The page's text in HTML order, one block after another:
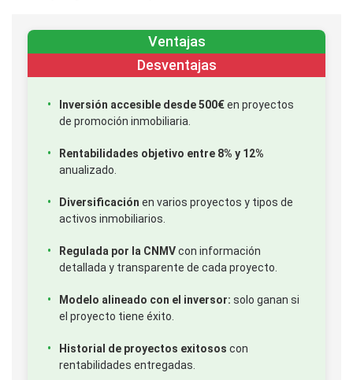
Ventajas
Desventajas
Inversión accesible desde 500€en proyectos
de promoción inmobiliaria.
Rentabilidades objetivo entre 8% y 12%
anualizado.
Diversificación en varios proyectos y tipos de
activos inmobiliarios.
Regulada por la CNMVcon información
detallada y transparente de cada proyecto.
Modelo alineado con el inversor: solo ganan si
el proyecto tiene éxito.
Historial de proyectos exitosos con
rentabilidades entregadas.